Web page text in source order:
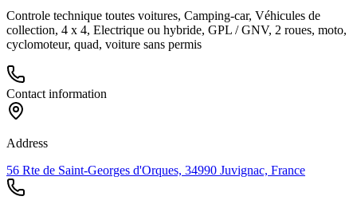
Controle technique toutes voitures, Camping-car, Véhicules de
collection, 4 x 4, Electrique ou hybride, GPL / GNV, 2 roues, moto,
cyclomoteur, quad, voiture sans permis
Contact information
Address
56 Rte de Saint-Georges d'Orques, 34990 Juvignac, France